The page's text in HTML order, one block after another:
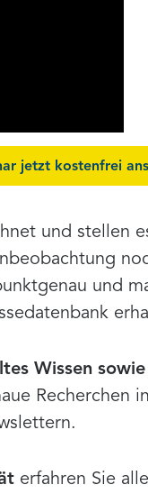
jetzt kostenfrei
und stellen
und
Wissen
Recherchen
erfahren Sie